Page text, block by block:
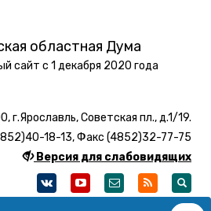
областная Дума
сайт с 1 декабря 2020 года
г.Ярославль, Советская пл., д.1/19.
18-13, Факс (4852)32-77-75
Версия для слабовидящих